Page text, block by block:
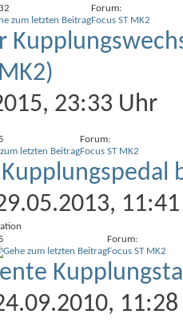
Forum:
Focus ST MK2
23:33 Uhr
Forum:
Focus ST MK2
Forum:
Focus ST MK2